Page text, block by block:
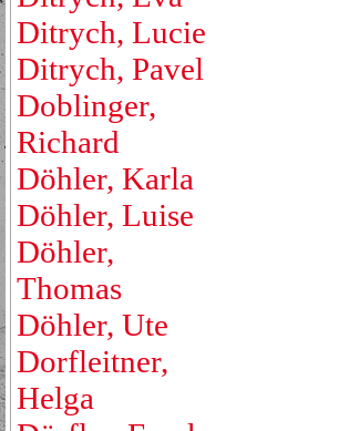
Ditrych, Lucie
Ditrych, Pavel
Doblinger,
Richard
Döhler, Karla
Döhler, Luise
Döhler,
Thomas
Döhler, Ute
Dorfleitner,
Helga